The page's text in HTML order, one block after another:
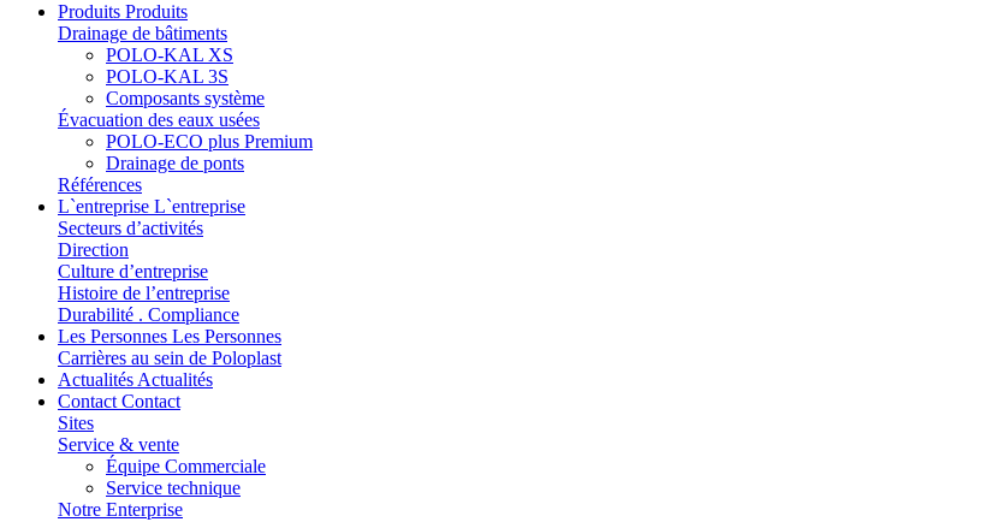
Produits Produits
Drainage de bâtiments
POLO-KAL XS
POLO-KAL 3S
Composants système
Évacuation des eaux usées
POLO-ECO plus Premium
Drainage de ponts
Références
L`entreprise L`entreprise
Secteurs d’activités
Direction
Culture d’entreprise
Histoire de l’entreprise
Durabilité . Compliance
Les Personnes Les Personnes
Carrières au sein de Poloplast
Actualités Actualités
Contact Contact
Sites
Service & vente
Équipe Commerciale
Service technique
Notre Enterprise